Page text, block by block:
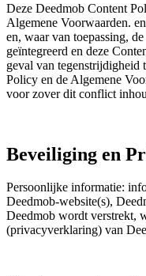
Deze Deedmob Content
Algemene Voorwaarden.
en, waar van toepassing,
geïntegreerd en deze
geval van tegenstrijdigheid
Policy en de Algemene
voor zover dit conflict
Beveiliging en
Persoonlijke informatie:
Deedmob-website(s),
Deedmob wordt verstrekt,
(privacyverklaring) van